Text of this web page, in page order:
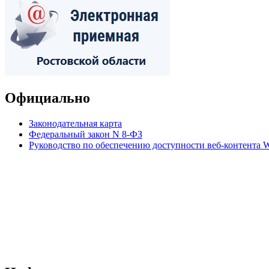
Официально
Законодательная карта
Федеральный закон N 8-ФЗ
Руководство по обеспечению доступности веб-контента